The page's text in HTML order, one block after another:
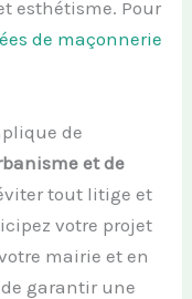
esthétisme. Pour
de maçonnerie
de
et de
tout litige et
votre projet
mairie et en
garantir une